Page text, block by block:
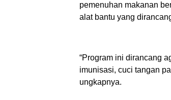
pemenuhan makanan
alat bantu yang
“Program ini dirancang
imunisasi, cuci tangan
ungkapnya.